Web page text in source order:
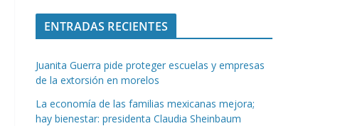
ENTRADAS RECIENTES
Juanita Guerra pide proteger escuelas y empresas
de la extorsión en morelos
La economía de las familias mexicanas mejora;
hay bienestar: presidenta Claudia Sheinbaum